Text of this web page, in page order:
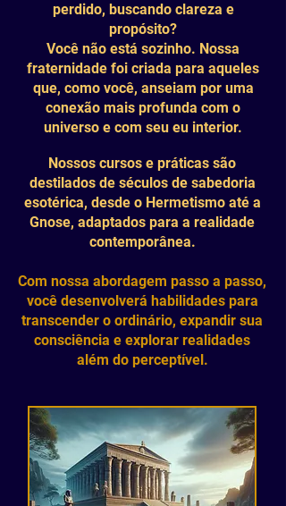
perdido, buscando clareza e
propósito?
Você não está sozinho. Nossa
fraternidade foi criada para aqueles
que, como você, anseiam por uma
conexão mais profunda com o
universo e com seu eu interior.
Nossos cursos e práticas são
destilados de séculos de sabedoria
esotérica, desde o Hermetismo até a
Gnose, adaptados para a realidade
contemporânea.
Com nossa abordagem passo a passo,
você desenvolverá habilidades para
transcender o ordinário, expandir sua
consciência e explorar realidades
além do perceptível.